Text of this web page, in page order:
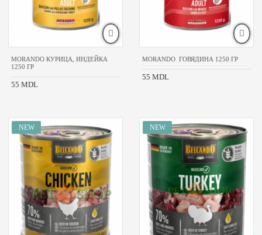
MORANDO КУРИЦА, ИНДЕЙКА
1250 ГР
55 MDL
MORANDO ГОВЯДИНА 1250 ГР
55 MDL